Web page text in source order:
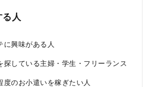
人
に興味がある人
探している主婦・学生・フリーランス
度のお小遣いを稼ぎたい人